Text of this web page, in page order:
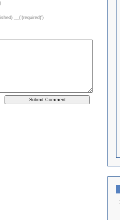
__('(required)')